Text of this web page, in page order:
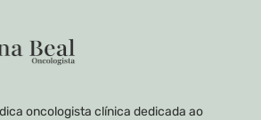
oncologista clínica dedicada ao